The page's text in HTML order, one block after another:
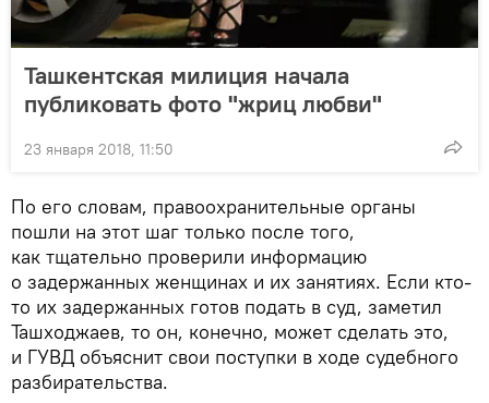
Ташкентская милиция начала
публиковать фото "жриц любви"
23 января 2018, 11:50
По его словам, правоохранительные органы
пошли на этот шаг только после того,
как тщательно проверили информацию
о задержанных женщинах и их занятиях. Если кто-
то их задержанных готов подать в суд, заметил
Ташходжаев, то он, конечно, может сделать это,
и ГУВД объяснит свои поступки в ходе судебного
разбирательства.